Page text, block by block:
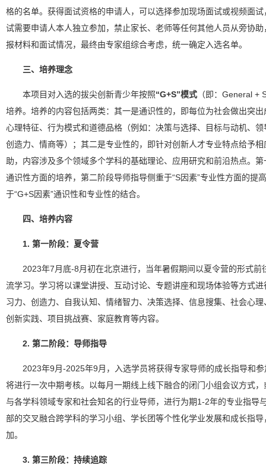
格的名单。获得面试资格的申请人，可以选择参加现场面试或视频面
试需要申请人本人独立参加，禁止家长、老师等任何其他人员从旁协
报材料和面试情况，最终由专家组综合考虑，统一确定入选名单。
三、培养理念
本项目对入选的拔尖创新青少年按照“G+S”模式 （即：General +
培养。培养的内容包括两类：其一是通识性的，即每位为社会做出突
心理特征、行为模式和道德品格（例如：决策与选择、目标与动机、
创造力、情商等）；其二是专业性的，即针对创新人才专业特点给予
助，内容涉及多个领域多个学科的基础理论、应用研究和前沿热点。第
通识性方面的培养，第二阶段导师指导侧重于“S因素”专业性方面的提
于“G+S因素”通识性和专业性的结合。
四、培养内容
1. 第一阶段：夏令营
2023年7月底-8月初在北京进行，当年暑假期间以夏令营的形式
流学习。学习将以课堂讲授、互动讨论、专题讲座和现场体验等方式
习力、创造力、自我认知、情绪智力、决策选择、信息搜集、社会心
创新实践、项目挑战赛、家庭教育等内容。
2. 第二阶段：导师指导
2023年9月-2025年9月，入选学员将获得专家导师的成长指导和
将进行一次中期考核。以每月一期线上线下融合的闭门小组会议方式
与各学科领域专家和社会知名的行业导师，进行为期1-2年的专业指导
部的交叉融合跨学科的学习小组、学长团等个性化学业发展和成长指
加。
3. 第三阶段：持续追踪